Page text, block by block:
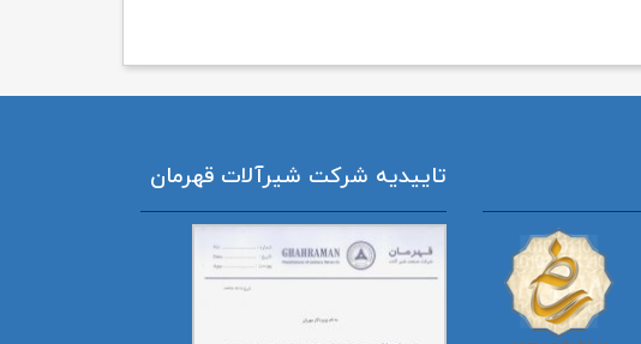
تاییدیه شرکت شیرآلات قهرمان